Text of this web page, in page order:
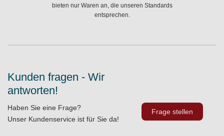
bieten nur Waren an, die unseren Standards
entsprechen.
Kunden fragen - Wir
antworten!
Haben Sie eine Frage?
Unser Kundenservice ist für Sie da!
Frage stellen